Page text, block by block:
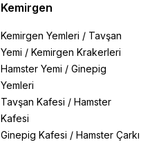
Kemirgen
Kemirgen Yemleri / Tavşan
Yemi / Kemirgen Krakerleri
Hamster Yemi / Ginepig
Yemleri
Tavşan Kafesi / Hamster
Kafesi
Ginepig Kafesi / Hamster Çarkı